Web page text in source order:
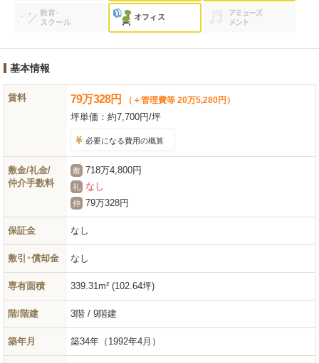
基本情報
賃料 79万328円 （＋管理費等 20万5,280円）
坪単価： 約7,700円/坪
必要になる費用の概算
敷金/礼金/
仲介手数料
敷 718万4,800円
礼 なし
仲 79万328円
保証金 なし
敷引･償却金 なし
専有面積 339.31m² (102.64坪)
階/階建 3階 / 9階建
築年月 築34年 （1992年4月）